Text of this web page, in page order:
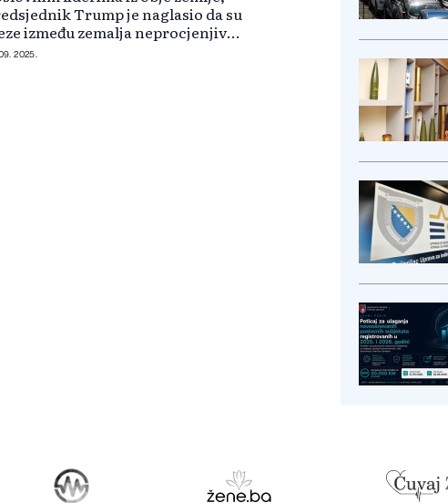
Trump je naglasio da su
između zemalja neprocjenjive“
predstavljaju „prelijepo
2025.